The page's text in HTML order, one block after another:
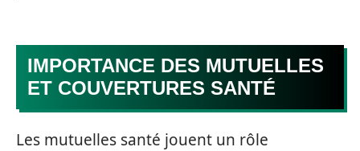
IMPORTANCE DES MUTUELLES
ET COUVERTURES SANTÉ
Les mutuelles santé jouent un rôle